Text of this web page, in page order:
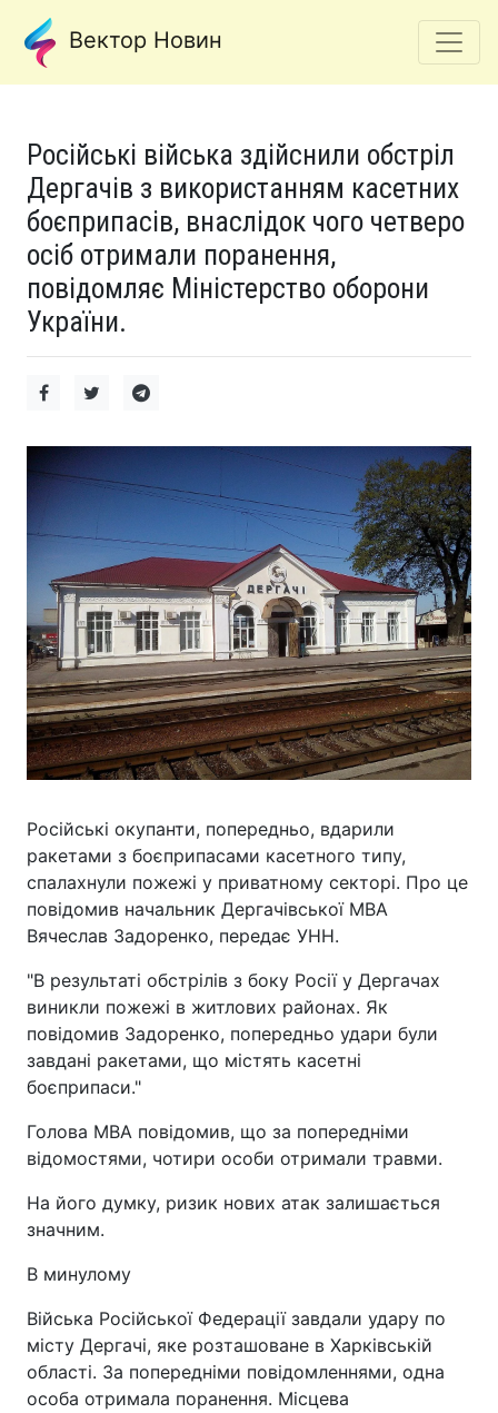
Вектор Новин
Російські війська здійснили обстріл
Дергачів з використанням касетних
боєприпасів, внаслідок чого четверо
осіб отримали поранення,
повідомляє Міністерство оборони
України.
Російські окупанти, попередньо, вдарили
ракетами з боєприпасами касетного типу,
спалахнули пожежі у приватному секторі. Про це
повідомив начальник Дергачівської МВА
Вячеслав Задоренко, передає УНН.
"В результаті обстрілів з боку Росії у Дергачах
виникли пожежі в житлових районах. Як
повідомив Задоренко, попередньо удари були
завдані ракетами, що містять касетні
боєприпаси."
Голова МВА повідомив, що за попередніми
відомостями, чотири особи отримали травми.
На його думку, ризик нових атак залишається
значним.
В минулому
Війська Російської Федерації завдали удару по
місту Дергачі, яке розташоване в Харківській
області. За попередніми повідомленнями, одна
особа отримала поранення. Місцева